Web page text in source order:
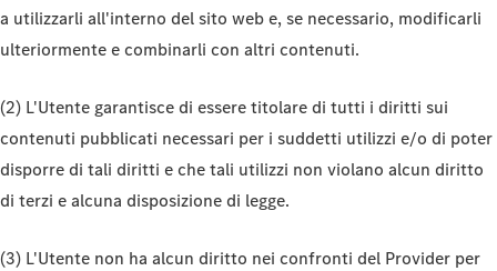
a utilizzarli all'interno del sito web e, se necessario, modificarli
ulteriormente e combinarli con altri contenuti.
(2) L'Utente garantisce di essere titolare di tutti i diritti sui
contenuti pubblicati necessari per i suddetti utilizzi e/o di poter
disporre di tali diritti e che tali utilizzi non violano alcun diritto
di terzi e alcuna disposizione di legge.
(3) L'Utente non ha alcun diritto nei confronti del Provider per